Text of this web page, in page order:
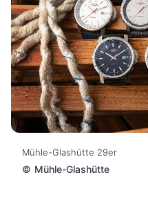
Mühle-Glashütte 29er
© Mühle-Glashütte